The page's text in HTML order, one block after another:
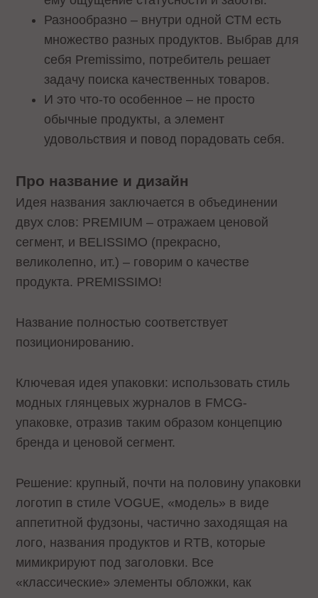
Разнообразно – внутри одной СТМ есть
множество разных продуктов. Выбрав для
себя Premissimo, потребитель решает
задачу поиска качественных товаров.
И это что-то особенное – не просто
обычные продукты, а элемент
удовольствия и повод порадовать себя.
Про название и дизайн
Идея названия заключается в объединении
двух слов: PREMIUM – отражаем ценовой
сегмент, и BELISSIMO (прекрасно,
великолепно, ит.) – говорим о качестве
продукта. PREMISSIMO!
Название полностью соответствует
позиционированию.
Ключевая идея упаковки: использовать стиль
модных глянцевых журналов в FMCG-
упаковке, отразив таким образом концепцию
бренда и ценовой сегмент.
Решение: крупный, почти на половину упаковки
логотип в стиле VOGUE, «модель» в виде
аппетитной фудзоны, частично заходящая на
лого, названия продуктов и RTB, которые
мимикрируют под заголовки. Все
«классические» элементы обложки, как